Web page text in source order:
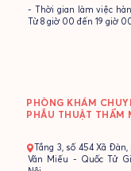
- Thời gian làm việc
Từ 8 giờ 00 đến 19 giờ
PHÒNG KHÁM
PHẪU THUẬT THẨM
- Tầng 3, số 454 Xã Đàn,
Văn Miếu - Quốc Tử